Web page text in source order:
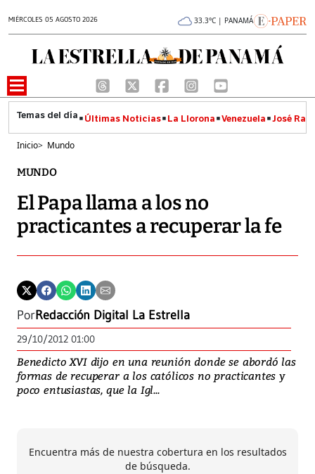
MIÉRCOLES 05 AGOSTO 2026 33.3°C | PANAMÁ
Últimas Noticias La Llorona Venezuela José
Inicio> Mundo
MUNDO
El Papa llama a los no
practicantes a recuperar la fe
PorRedacción Digital La Estrella
29/10/2012 01:00
Benedicto XVI dijo en una reunión donde se abordó las
formas de recuperar a los católicos no practicantes y
poco entusiastas, que la Igl...
Encuentra más de nuestra cobertura en los resultados
de búsqueda.